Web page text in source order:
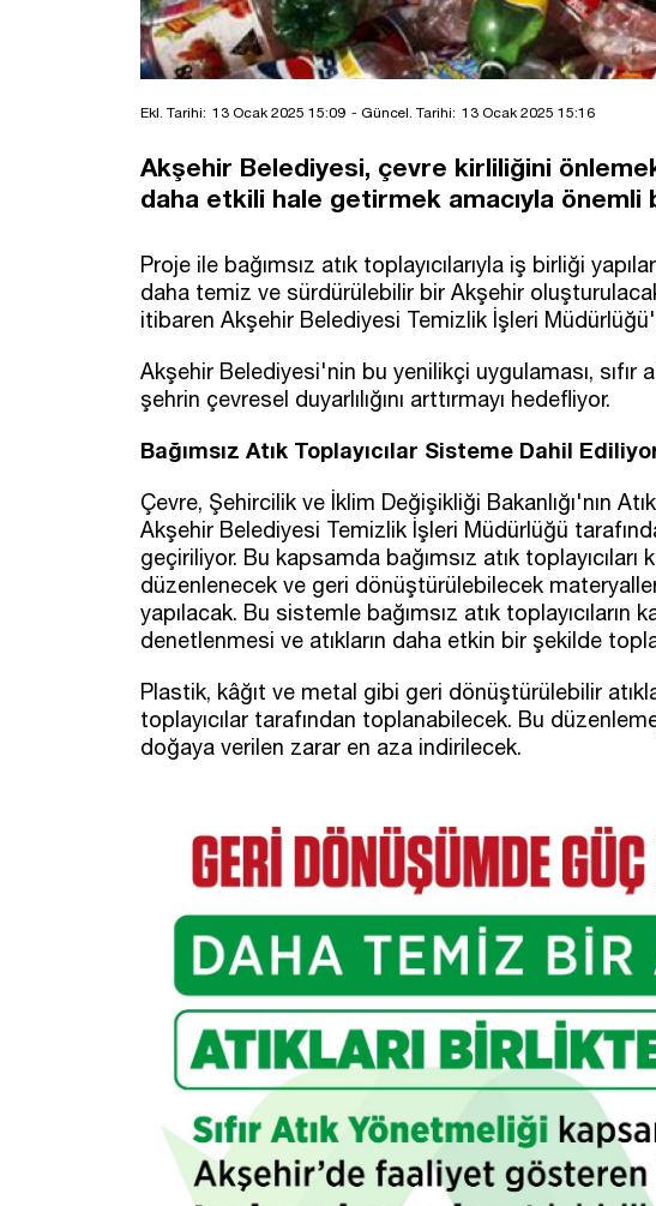
Ekl. Tarihi: 13 Ocak 2025 15:09 - Güncel. Tarihi: 13 Ocak 2025 15:16
Akşehir Belediyesi, çevre kirliliğini
daha etkili hale getirmek amacıyla
Proje ile bağımsız atık toplayıcılarıyla iş birliği
daha temiz ve sürdürülebilir bir Akşehir
itibaren Akşehir Belediyesi Temizlik İşleri
Akşehir Belediyesi'nin bu yenilikçi uygulaması,
şehrin çevresel duyarlılığını arttırmayı hedefliyor.
Bağımsız Atık Toplayıcılar Sisteme Dahil
Çevre, Şehircilik ve İklim Değişikliği Bakanlığı'nın
Akşehir Belediyesi Temizlik İşleri Müdürlüğü
geçiriliyor. Bu kapsamda bağımsız atık toplayıcıları
düzenlenecek ve geri dönüştürülebilecek
yapılacak. Bu sistemle bağımsız atık toplayıcıların
denetlenmesi ve atıkların daha etkin bir şekilde
Plastik, kâğıt ve metal gibi geri dönüştürülebilir
toplayıcılar tarafından toplanabilecek. Bu
doğaya verilen zarar en aza indirilecek.